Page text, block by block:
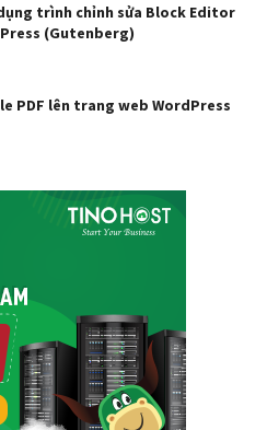
trình chỉnh sửa Block Editor
(Gutenberg)
PDF lên trang web WordPress